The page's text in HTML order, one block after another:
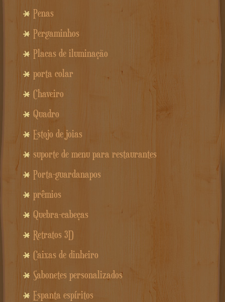
Penas
Pergaminhos
Placas de iluminação
porta colar
Chaveiro
Quadro
Estojo de joias
suporte de menu para restaurantes
Porta-guardanapos
prêmios
Quebra-cabeças
Retratos 3D
Caixas de dinheiro
Sabonetes personalizados
Espanta espíritos